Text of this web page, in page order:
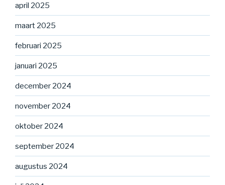
april 2025
maart 2025
februari 2025
januari 2025
december 2024
november 2024
oktober 2024
september 2024
augustus 2024